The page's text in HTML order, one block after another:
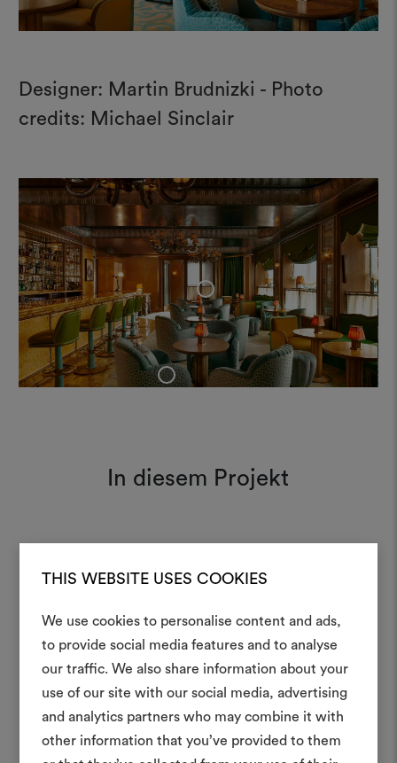
THIS WEBSITE USES COOKIES
We use cookies to personalise content and ads,
to provide social media features and to analyse
our traffic. We also share information about your
use of our site with our social media, advertising
and analytics partners who may combine it with
other information that you’ve provided to them
Designer: Martin Brudnizki - Photo
credits: Michael Sinclair
+
+
In diesem Projekt
Moodboard
Weave 001
Ein
erstellen
Ein interaktives Tool, mit
Ideen zum Leben
anderen teilen können,